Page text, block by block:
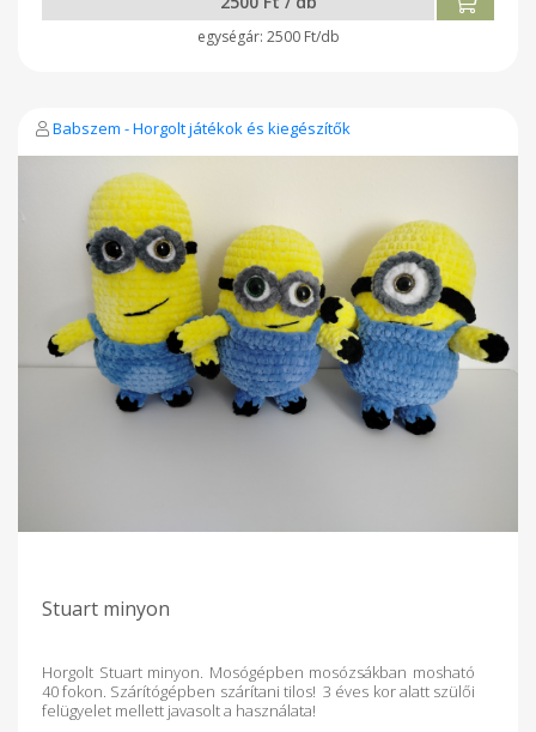
2500 Ft/db
Babszem - Horgolt játékok és kiegészítők
Stuart minyon
Horgolt Stuart minyon. Mosógépben mosózsákban mosható
40 fokon. Szárítógépben szárítani tilos! 3 éves kor alatt szülői
felügyelet mellett javasolt a használata!